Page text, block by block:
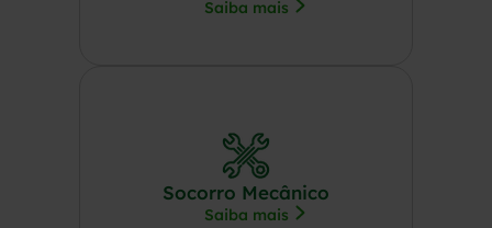
Saiba mais
Socorro Mecânico
Saiba mais